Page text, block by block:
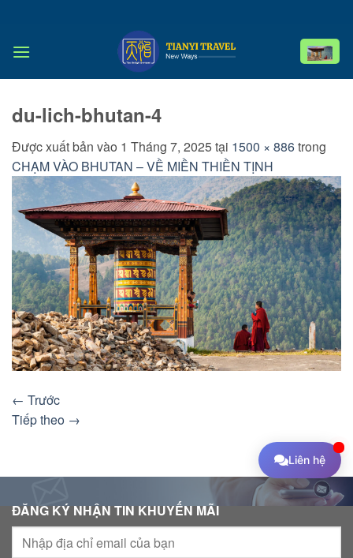
nội
du-lich-bhutan-4
Được xuất bản vào 1 Tháng 7, 2025tại 1500 × 886trong
CHẠM VÀO BHUTAN – VỀ MIỀN THIỀN TỊNH
← Trước
Tiếp theo →
ĐĂNG KÝ NHẬN TIN KHUYẾN MÃI
Liên hệ